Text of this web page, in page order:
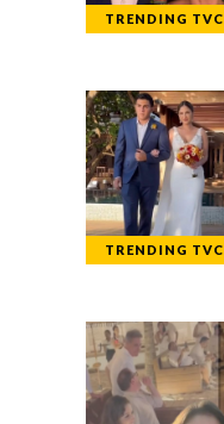
TRENDING TVC
TRENDING TVC